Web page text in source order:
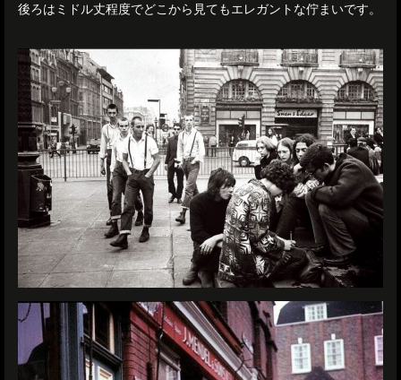
後ろはミドル丈程度でどこから見てもエレガントな佇まいです。